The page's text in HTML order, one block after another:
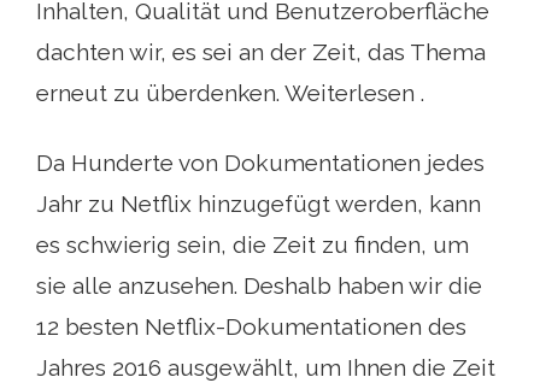
Inhalten, Qualität und Benutzeroberfläche
dachten wir, es sei an der Zeit, das Thema
erneut zu überdenken. Weiterlesen .
Da Hunderte von Dokumentationen jedes
Jahr zu Netflix hinzugefügt werden, kann
es schwierig sein, die Zeit zu finden, um
sie alle anzusehen. Deshalb haben wir die
12 besten Netflix-Dokumentationen des
Jahres 2016 ausgewählt, um Ihnen die Zeit